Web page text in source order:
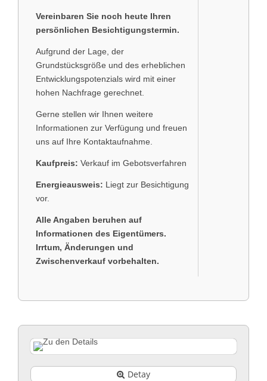
Vereinbaren Sie noch heute Ihren
persönlichen Besichtigungstermin.
Aufgrund der Lage, der
Grundstücksgröße und des erheblichen
Entwicklungspotenzials wird mit einer
hohen Nachfrage gerechnet.
Gerne stellen wir Ihnen weitere
Informationen zur Verfügung und freuen
uns auf Ihre Kontaktaufnahme.
Kaufpreis: Verkauf im Gebotsverfahren
Energieausweis: Liegt zur Besichtigung
vor.
Alle Angaben beruhen auf
Informationen des Eigentümers.
Irrtum, Änderungen und
Zwischenverkauf vorbehalten.
Detay